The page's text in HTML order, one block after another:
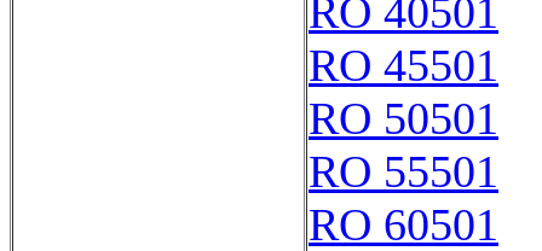
RO 40501
RO 45501
RO 50501
RO 55501
RO 60501